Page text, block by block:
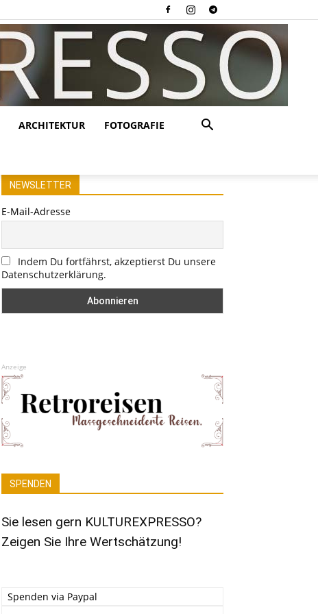
ARCHITEKTUR FOTOGRAFIE
NEWSLETTER
E-Mail-Adresse
Indem Du fortfährst, akzeptierst Du unsere
Datenschutzerklärung.
Anzeige
SPENDEN
Sie lesen gern KULTUREXPRESSO?
Zeigen Sie Ihre Wertschätzung!
Spenden via Paypal